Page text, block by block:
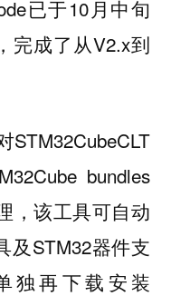
已于10月中旬
完成了从V2.x到
STM32CubeCLT
bundles
，该工具可自动
及STM32器件支
独再下载安装